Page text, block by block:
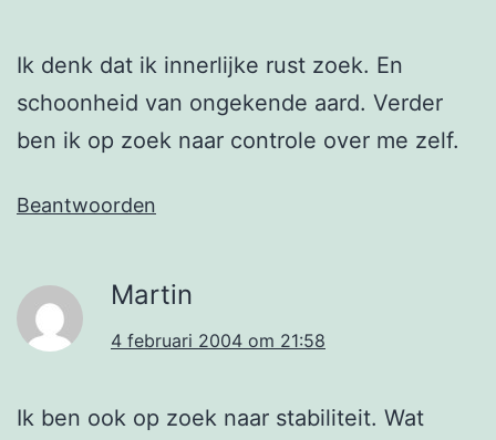
Ik denk dat ik innerlijke rust zoek. En
schoonheid van ongekende aard. Verder
ben ik op zoek naar controle over me zelf.
Beantwoorden
Martin
4 februari 2004 om 21:58
Ik ben ook op zoek naar stabiliteit. Wat